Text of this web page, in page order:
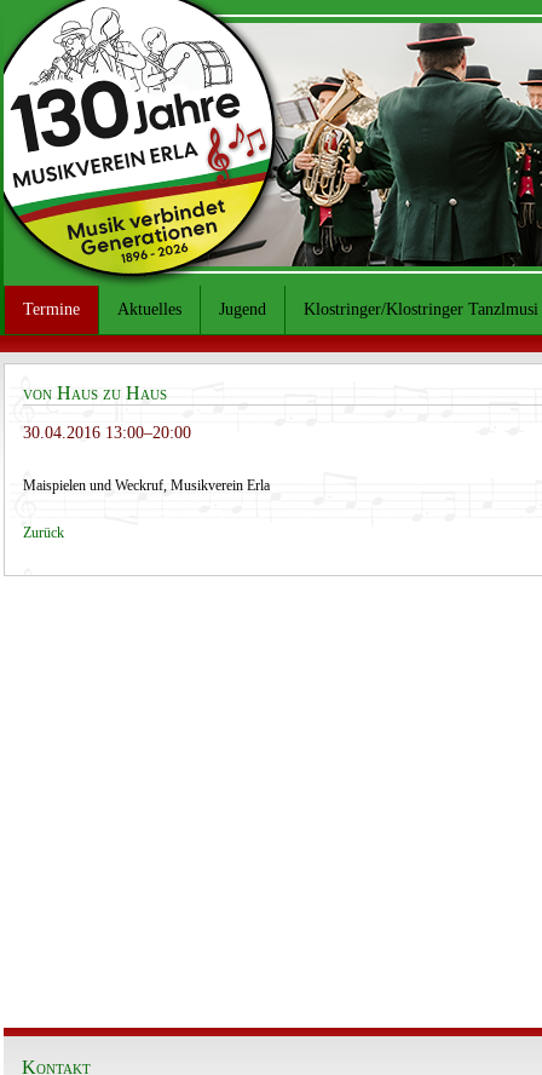
Termine Aktuelles Jugend Klostringer/Klostringer Tanzlmusi
von Haus zu Haus
30.04.2016 13:00–20:00
Maispielen und Weckruf, Musikverein Erla
Zurück
Kontakt